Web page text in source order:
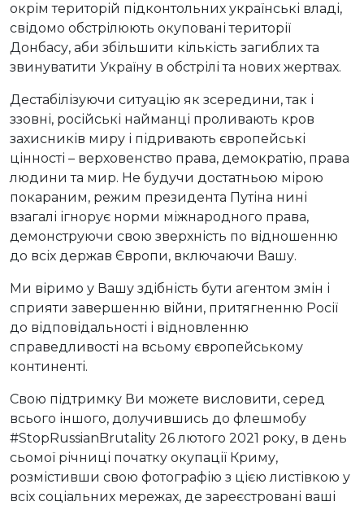
окрім територій підконтольних українські владі,
свідомо обстрілюють окуповані території
Донбасу, аби збільшити кількість загиблих та
звинуватити Україну в обстрілі та нових жертвах.
Дестабілізуючи ситуацію як зсередини, так і
ззовні, російські найманці проливають кров
захисників миру і підривають європейські
цінності – верховенство права, демократію, права
людини та мир. Не будучи достатньою мірою
покараним, режим президента Путіна нині
взагалі ігнорує норми міжнародного права,
демонструючи свою зверхність по відношенню
до всіх держав Європи, включаючи Вашу.
Ми віримо у Вашу здібність бути агентом змін і
сприяти завершенню війни, притягненню Росії
до відповідальності і відновленню
справедливості на всьому європейському
континенті.
Свою підтримку Ви можете висловити, серед
всього іншого, долучившись до флешмобу
#StopRussianBrutality 26 лютого 2021 року, в день
сьомої річниці початку окупації Криму,
розмістивши свою фотографію з цією листівкою у
всіх соціальних мережах, де зареєстровані ваші